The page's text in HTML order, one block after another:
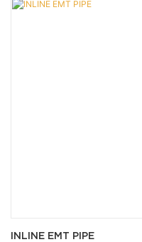
INLINE EMT PIPE